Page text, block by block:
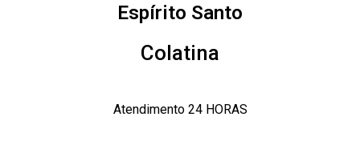
Espírito Santo
Colatina
Atendimento 24 HORAS